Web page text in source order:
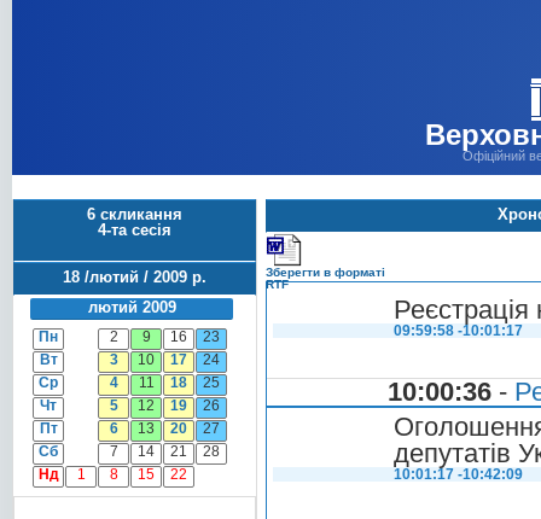
Офіційний
6 скликання
4-та сесія
18 /лютий / 2009 р.
лютий 2009
Пн 2 9 16
23
Вт
3 10 17
24
Ср
4 11 18
25
Чт
5 12 19
26
Пт
6 13 20
27
Сб
7 14 21
28
Нд
1 8 15 22
Зберегти в форматі
RTF
Реєстрація
09:59:58 -10:01:17
10:00:36 -
депутатів
10:01:17 -10:42:09